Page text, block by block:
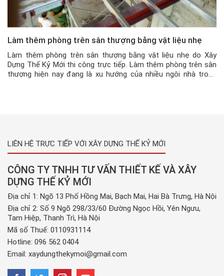
Làm thêm phòng trên sân thượng bằng vật liệu nhẹ
Làm thêm phòng trên sân thượng bằng vật liệu nhẹ do Xây
Dựng Thế Kỷ Mới thi công trực tiếp. Làm thêm phòng trên sân
thượng hiện nay đang là xu hướng của nhiều ngôi nhà trong
LIÊN HỆ TRỰC TIẾP VỚI XÂY DỰNG THẾ KỶ MỚI
CÔNG TY TNHH TƯ VẤN THIẾT KẾ VÀ XÂY
DỰNG THẾ KỶ MỚI
Địa chỉ 1: Ngõ 13 Phố Hồng Mai, Bạch Mai, Hai Bà Trưng, Hà Nội
Địa chỉ 2: Số 9 Ngõ 298/33/60 Đường Ngọc Hồi, Yên Ngưu,
Tam Hiệp, Thanh Trì, Hà Nội
Mã số Thuế: 0110931114
Hotline: 096 562 0404
Email: xaydungthekymoi@gmail.com